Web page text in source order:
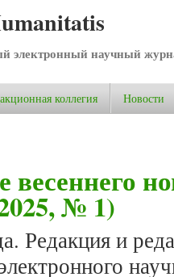
электронный научный
коллегия Новости
№ 1)
Редакция и